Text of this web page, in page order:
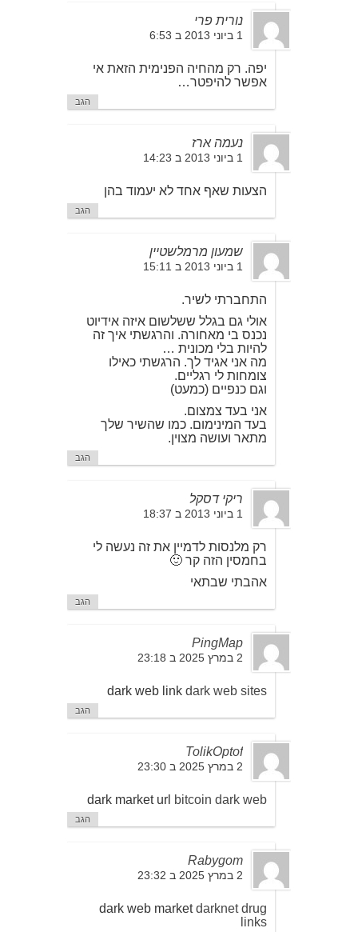
נורית פרי
1 ביוני 2013 ב 6:53
יפה. רק מהחיה הפנימית הזאת אי
אפשר להיפטר…
הגב
נעמה ארז
1 ביוני 2013 ב 14:23
הצעות שאף אחד לא יעמוד בהן
הגב
שמעון מרמלשטיין
1 ביוני 2013 ב 15:11
התחברתי לשיר.
אולי גם בגלל ששלשום איזה אידיוט
נכנס בי מאחורה. והרגשתי איך זה
להיות בלי מכונית …
מה אני אגיד לך. הרגשתי כאילו
צומחות לי רגליים.
וגם כנפיים (כמעט)
אני בעד צמצום.
בעד המינימום. כמו שהשיר שלך
מתאר ועושה מצוין.
הגב
ריקי דסקל
1 ביוני 2013 ב 18:37
רק מלנסות לדמיין את זה נעשה לי
בחמסין הזה קר 🙂
אהבתי שבתאי
הגב
PingMap
2 במרץ 2025 ב 23:18
dark web link dark web sites
הגב
TolikOptof
2 במרץ 2025 ב 23:30
dark market url bitcoin dark web
הגב
Rabygom
2 במרץ 2025 ב 23:32
dark web marketdarknet drug
links